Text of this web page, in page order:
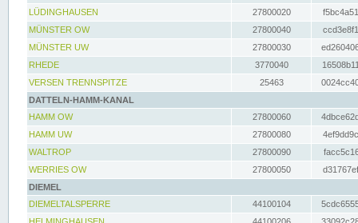
LÜDINGHAUSEN
27800020
MÜNSTER OW
27800040
MÜNSTER UW
27800030
RHEDE
3770040
VERSEN TRENNSPITZE
25463
DATTELN-HAMM-KANAL
HAMM OW
27800060
HAMM UW
27800080
WALTROP
27800090
WERRIES OW
27800050
DIEMEL
DIEMELTALSPERRE
44100104